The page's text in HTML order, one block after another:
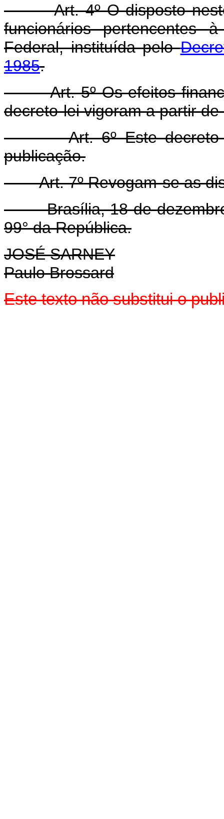
Art. 4º O disposto
funcionários pertencentes
Federal, instituída pelo
1985.
Art. 5º Os efeitos
decreto-lei vigoram a partir
Art. 6º Este decreto-lei
publicação.
Art. 7º Revogam-se as
Brasília, 18 de dezembro
99° da República.
JOSÉ SARNEY
Paulo Brossard
Este texto não substitui o